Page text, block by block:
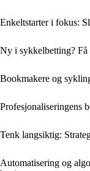
Enkeltstarter i fokus:
Ny i sykkelbetting? Få
Bookmakere og
Profesjonaliseringens
Tenk langsiktig:
Automatisering og